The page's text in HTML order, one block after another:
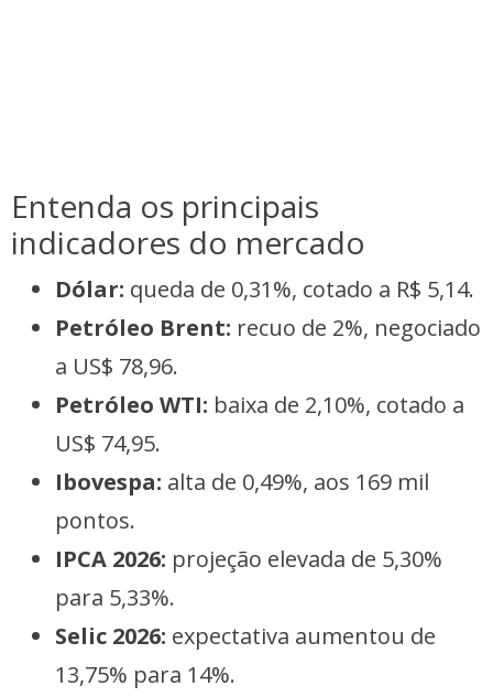
Entenda os principais
indicadores do mercado
Dólar: queda de 0,31%, cotado a R$ 5,14.
Petróleo Brent: recuo de 2%, negociado
a US$ 78,96.
Petróleo WTI: baixa de 2,10%, cotado a
US$ 74,95.
Ibovespa: alta de 0,49%, aos 169 mil
pontos.
IPCA 2026: projeção elevada de 5,30%
para 5,33%.
Selic 2026: expectativa aumentou de
13,75% para 14%.